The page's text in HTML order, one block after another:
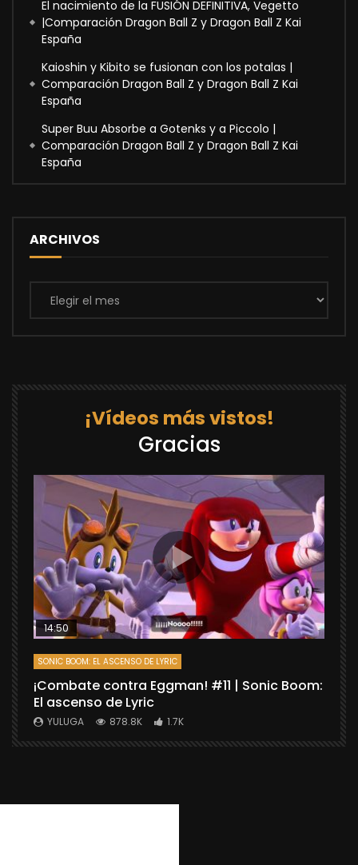
El nacimiento de la FUSIÓN DEFINITIVA, Vegetto
|Comparación Dragon Ball Z y Dragon Ball Z Kai
España
Kaioshin y Kibito se fusionan con los potalas |
Comparación Dragon Ball Z y Dragon Ball Z Kai
España
Super Buu Absorbe a Gotenks y a Piccolo |
Comparación Dragon Ball Z y Dragon Ball Z Kai
España
ARCHIVOS
Archivos
¡Vídeos más vistos!
Gracias
14:50
SONIC BOOM: EL ASCENSO DE LYRIC
¡Combate contra Eggman! #11 | Sonic Boom:
El ascenso de Lyric
YULUGA 878.8K 1.7K